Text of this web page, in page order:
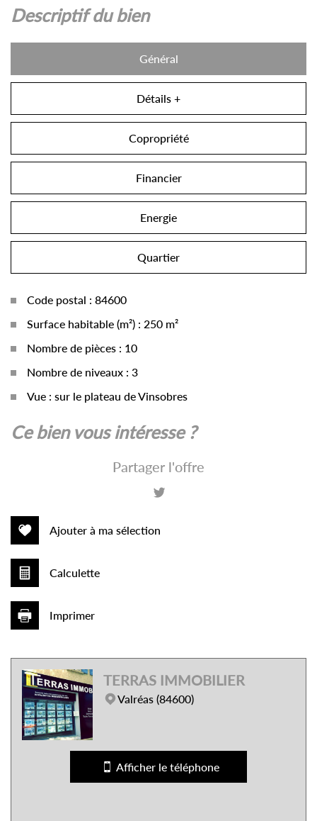
descriptif du bien
Général
Détails +
Copropriété
Financier
Energie
Quartier
Code postal : 84600
Surface habitable (m²) : 250 m²
Nombre de pièces : 10
Nombre de niveaux : 3
Vue : sur le plateau de Vinsobres
la ville de valréas (84600)
Collège
École maternelle
École primaire
ce bien vous intéresse ?
Partager l'offre
Ajouter à ma sélection
Calculette
Imprimer
TERRAS IMMOBILIER
Valréas (84600)
Afficher le téléphone